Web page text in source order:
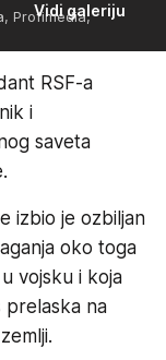
Vidi galeriju
Profimedia,
RSF-a
i
saveta
izbio je ozbiljan
oko toga
vojsku i koja
na